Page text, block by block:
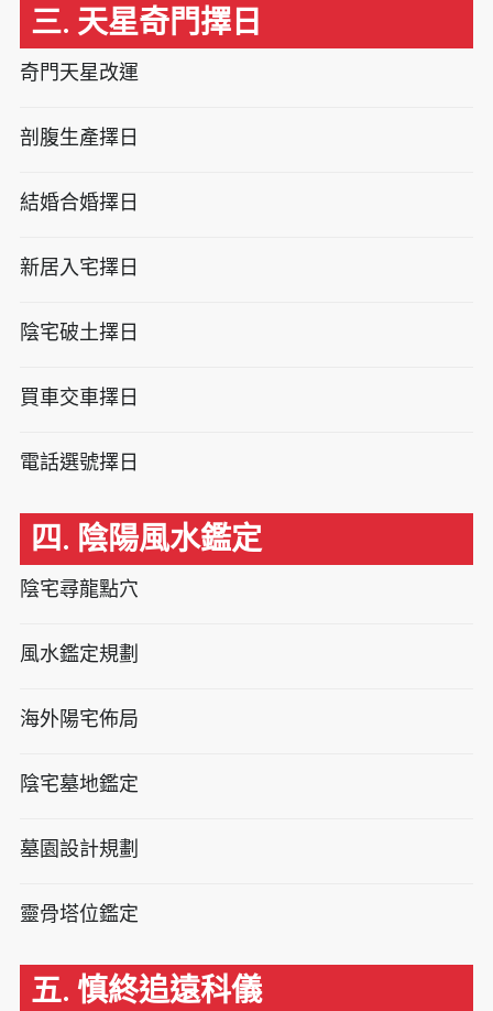
三. 天星奇門擇日
奇門天星改運
剖腹生產擇日
結婚合婚擇日
新居入宅擇日
陰宅破土擇日
買車交車擇日
電話選號擇日
四. 陰陽風水鑑定
陰宅尋龍點穴
風水鑑定規劃
海外陽宅佈局
陰宅墓地鑑定
墓園設計規劃
靈骨塔位鑑定
五. 慎終追遠科儀